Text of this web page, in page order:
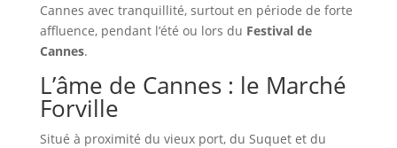
Cannes avec tranquillité, surtout en période de forte
affluence, pendant l’été ou lors du Festival de
Cannes.
L’âme de Cannes : le Marché
Forville
Situé à proximité du vieux port, du Suquet et du